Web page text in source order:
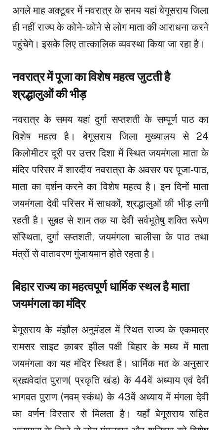
अगले माह अक्टूबर में नवरात्र के समय यहां बेगूसराय जिला
ही नहीं राज्य के कोने- कोने से लोग माता की आराधना करने
पहुंचेगे। इसके लिए तात्कालिक व्यवस्था किया जा रहा है।
नवरात्र में पूजा का विशेष महत्व जुटती है
श्रद्धालुओं की भीड़
नवरात्र के समय यहां दुर्गा सप्तशती के सम्पूर्ण पाठ का
विशेष महत्व है। बेगूसराय जिला मुख्यालय से 24
किलोमीटर दूरी पर उत्तर दिशा में स्थित जयमंगला माता के
मंदिर परिसर में शारदीय नवरात्रा के अवसर पर पूजा-पाठ,
माता का दर्शन करने का विशेष महत्व है। इन दिनों माता
जयमंगला देवी परिसर में साधकों, श्रद्धालुओं की भीड़ लगी
रहती है। सुबह से शाम तक या देवी सर्वभूतेषु शक्ति रूपेण
संस्थिता, दुर्गा सप्तशती, जयमंगला चालीसा के पाठ तथा
मंत्रों से वातावरण गुंजायमान होते रहता है।
बिहार राज्य का महत्वपूर्ण धार्मिक स्थल है माता
जयमंगला का मंदिर
बेगूसराय के मंझौल अनुमंडल में स्थित राज्य के एकमात्र
रामसर साइट क़ाबर झील पक्षी बिहार के मध्य में माता
जयमंगला का यह मंदिर स्थित है। धार्मिक मत के अनुसार
ब्रह्मवेदांत पुराण( प्रकृति खंड) के 44वें अध्याय एवं देवी
भागवत पुराण (नवम् स्कंध) के 43वें अध्याय में मंगला देवी
का वर्णन विस्तार से मिलता है। यहाँ बेगूसराय सहित